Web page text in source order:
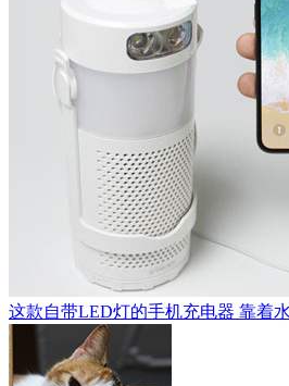
这款自带LED灯的手机充电器 靠着